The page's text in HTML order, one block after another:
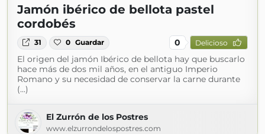
Jamón ibérico de bellota pastel
cordobés
31 0 Guardar 0 Delicioso
El origen del jamón Ibérico de bellota hay que buscarlo
hace más de dos mil años, en el antiguo Imperio
Romano y su necesidad de conservar la carne durante
(...)
El Zurrón de los Postres
www.elzurrondelospostres.com